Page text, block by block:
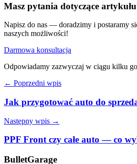
Masz pytania dotyczące
Napisz do nas — doradzimy i postaramy
naszych możliwości!
Darmowa konsultacja
Odpowiadamy zazwyczaj w ciągu kilku
← Poprzedni wpis
Jak przygotować auto do
Następny wpis →
PPF Front czy całe auto — co
BulletGarage